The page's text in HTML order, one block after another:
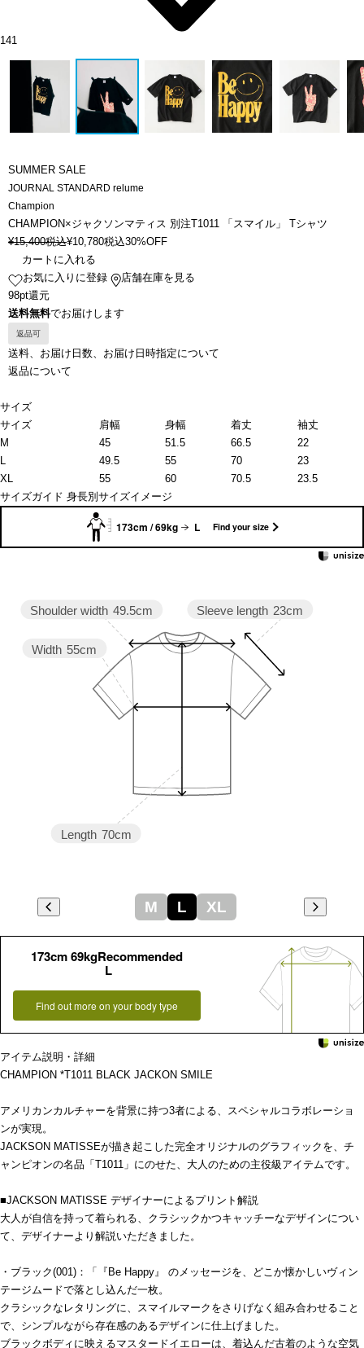
141
SUMMER SALE
JOURNAL STANDARD relume
Champion
CHAMPION×ジャクソンマティス 別注T1011 「スマイル」 Tシャツ
¥15,400税込¥10,780税込30%OFF
カートに入れる
お気に入りに登録
店舗在庫を見る
98pt還元
送料無料でお届けします
返品可
送料、お届け日数、お届け日時指定について
返品について
サイズ
サイズ
肩幅 身幅 着丈
袖丈
M
45 51.5 66.5
22
L
49.5 55 70
23
XL
55 60 70.5
23.5
サイズガイド 身長別サイズイメージ
173cm / 69kg L Find your size
Sleeve length 23cm
Length 70cm
Width 55cm
Shoulder width 49.5cm
M L XL
173cm 69kgRecommended
L
Find out more on your body type
アイテム説明・詳細
CHAMPION *T1011 BLACK JACKON SMILE
アメリカンカルチャーを背景に持つ3者による、スペシャルコラボレーショ
ンが実現。
JACKSON MATISSEが描き起こした完全オリジナルのグラフィックを、チ
ャンピオンの名品「T1011」にのせた、大人のための主役級アイテムです。
■JACKSON MATISSE デザイナーによるプリント解説
大人が自信を持って着られる、クラシックかつキャッチーなデザインについ
て、デザイナーより解説いただきました。
・ブラック(001)：「『Be Happy』 のメッセージを、どこか懐かしいヴィン
テージムードで落とし込んだ一枚。
クラシックなレタリングに、スマイルマークをさりげなく組み合わせること
で、シンプルながら存在感のあるデザインに仕上げました。
ブラックボディに映えるマスタードイエローは、着込んだ古着のような空気